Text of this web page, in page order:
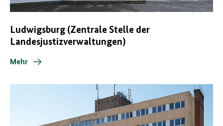
Ludwigsburg (Zentrale Stelle der
Landesjustizverwaltungen)
Mehr